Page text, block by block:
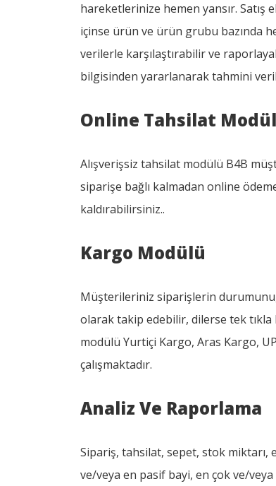
hareketlerinize hemen yansır.
içinse ürün ve ürün grubu bazında
verilerle karşılaştırabilir ve
bilgisinden yararlanarak tahmini
Online Tahsilat
Alışverişsiz tahsilat modülü B4B
siparişe bağlı kalmadan online
kaldırabilirsiniz..
Kargo Modülü
Müşterileriniz siparişlerin
olarak takip edebilir, dilerse tek
modülü Yurtiçi Kargo, Aras Kargo,
çalışmaktadır.
Analiz Ve Raporlama
Sipariş, tahsilat, sepet, stok miktarı,
ve/veya en pasif bayi, en çok ve/veya